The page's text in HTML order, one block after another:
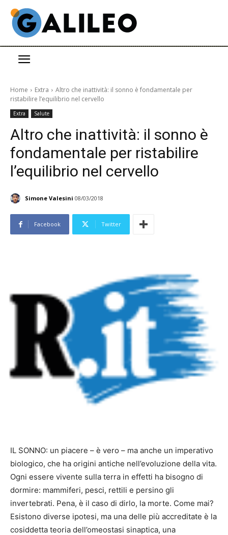
Home Extra
Altro che inattività: il sonno è fondamentale per
ristabilire l’equilibrio nel cervello
Extra Salute
Altro che inattività: il sonno è
fondamentale per ristabilire
l’equilibrio nel cervello
Simone Valesini 08/03/2018
Facebook Twitter
IL SONNO: un piacere – è vero – ma anche un imperativo
biologico, che ha origini antiche nell’evoluzione della vita.
Ogni essere vivente sulla terra in effetti ha bisogno di
dormire: mammiferi, pesci, rettili e persino gli
invertebrati. Pena, è il caso di dirlo, la morte. Come mai?
Esistono diverse ipotesi, ma una delle più accreditate è la
cosiddetta teoria dell’omeostasi sinaptica, una